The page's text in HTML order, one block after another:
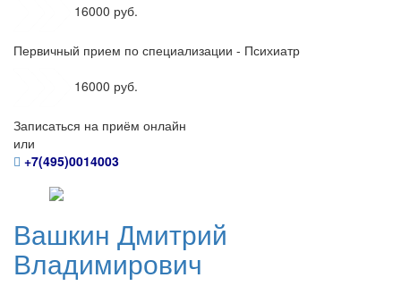
16000 руб.
Первичный прием по специализации - Психиатр
16000 руб.
Записаться на приём онлайн
или
+7(495)0014003
Вашкин Дмитрий
Владимирович